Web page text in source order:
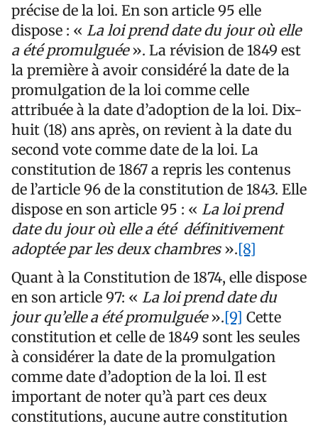
précise de la loi. En son article 95 elle
dispose : « La loi prend date du jour où elle
a été promulguée». La révision de 1849 est
la première à avoir considéré la date de la
promulgation de la loi comme celle
attribuée à la date d’adoption de la loi. Dix-
huit (18) ans après, on revient à la date du
second vote comme date de la loi. La
constitution de 1867 a repris les contenus
de l’article 96 de la constitution de 1843. Elle
dispose en son article 95 : « La loi prend
date du jour où elle a été définitivement
adoptée par les deux chambres».[8]
Quant à la Constitution de 1874, elle dispose
en son article 97: « La loi prend date du
jour qu’elle a été promulguée».[9] Cette
constitution et celle de 1849 sont les seules
à considérer la date de la promulgation
comme date d’adoption de la loi. Il est
important de noter qu’à part ces deux
constitutions, aucune autre constitution